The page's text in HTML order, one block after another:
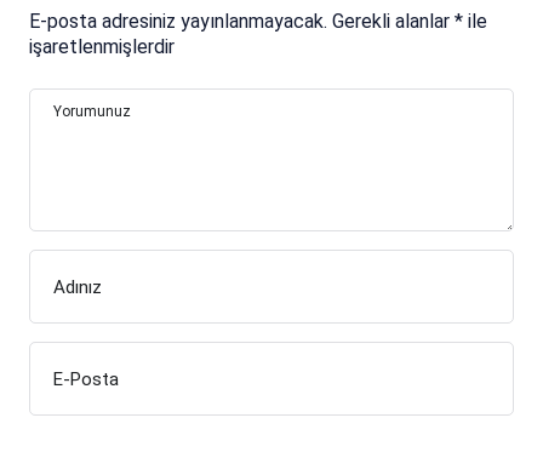
E-posta adresiniz yayınlanmayacak. Gerekli alanlar * ile
işaretlenmişlerdir
Yorumunuz
Adınız
E-Posta